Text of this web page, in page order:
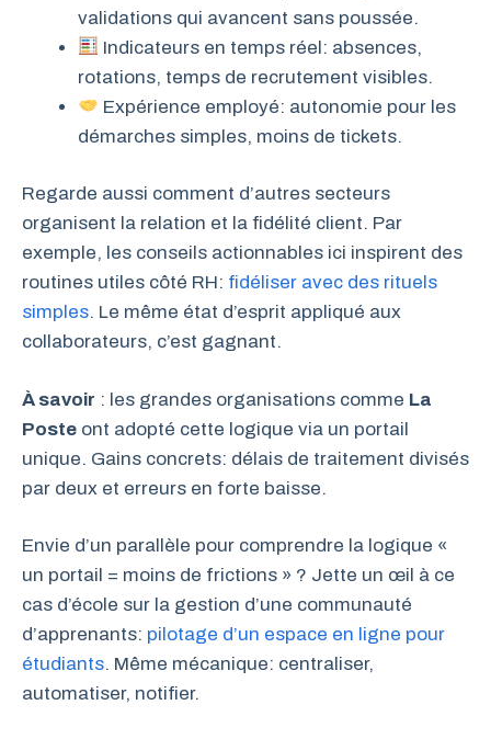
validations qui avancent sans poussée.
Indicateurs en temps réel: absences,
rotations, temps de recrutement visibles.
Expérience employé: autonomie pour les
démarches simples, moins de tickets.
Regarde aussi comment d’autres secteurs
organisent la relation et la fidélité client. Par
exemple, les conseils actionnables ici inspirent des
routines utiles côté RH: fidéliser avec des rituels
simples. Le même état d’esprit appliqué aux
collaborateurs, c’est gagnant.
À savoir : les grandes organisations comme La
Poste ont adopté cette logique via un portail
unique. Gains concrets: délais de traitement divisés
par deux et erreurs en forte baisse.
Envie d’un parallèle pour comprendre la logique «
un portail = moins de frictions » ? Jette un œil à ce
cas d’école sur la gestion d’une communauté
d’apprenants: pilotage d’un espace en ligne pour
étudiants. Même mécanique: centraliser,
automatiser, notifier.